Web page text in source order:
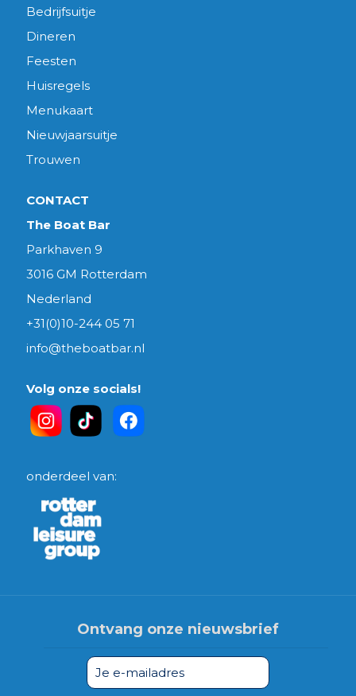
Bedrijfsuitje
Dineren
Feesten
Huisregels
Menukaart
Nieuwjaarsuitje
Trouwen
CONTACT
The Boat Bar
Parkhaven 9
3016 GM Rotterdam
Nederland
+31(0)10-244 05 71
info@theboatbar.nl
Volg onze socials!
onderdeel van:
Ontvang onze nieuwsbrief